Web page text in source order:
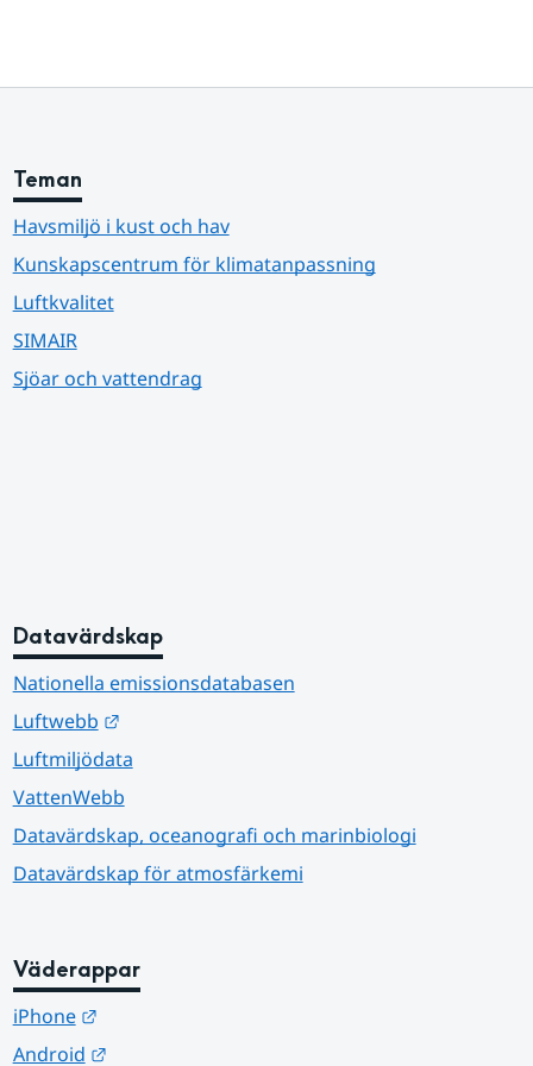
Teman
Havsmiljö i kust och hav
Kunskapscentrum för klimatanpassning
Luftkvalitet
SIMAIR
Sjöar och vattendrag
Datavärdskap
Nationella emissionsdatabasen
Luftwebb
Länk till annan webbplats.
Luftmiljödata
VattenWebb
Datavärdskap, oceanografi och marinbiologi
Datavärdskap för atmosfärkemi
Väderappar
iPhone
Länk till annan webbplats.
Android
Länk till annan webbplats.